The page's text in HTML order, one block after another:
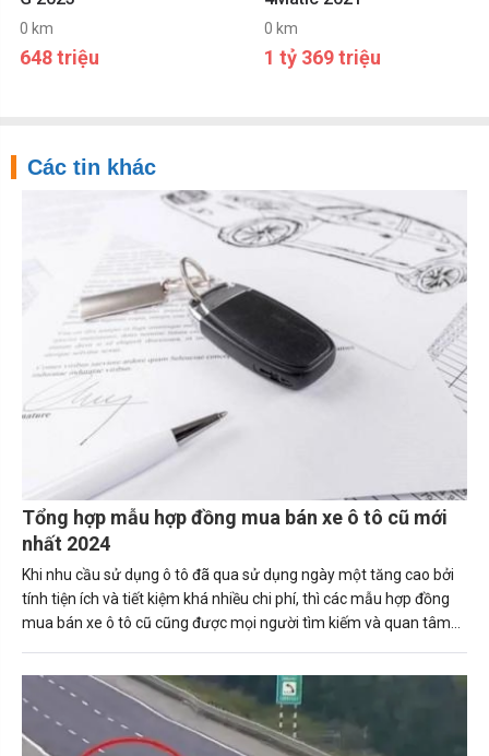
0 km
648 triệu
0 km
1 tỷ 369 triệu
Các tin khác
Tổng hợp mẫu hợp đồng mua bán xe ô tô cũ mới
nhất 2024
Khi nhu cầu sử dụng ô tô đã qua sử dụng ngày một tăng cao bởi
tính tiện ích và tiết kiệm khá nhiều chi phí, thì các mẫu hợp đồng
mua bán xe ô tô cũ cũng được mọi người tìm kiếm và quan tâm